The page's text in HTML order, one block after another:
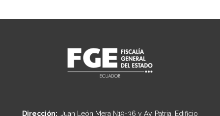
Dirección: Juan León Mera N19-36 y Av. Patria, Edificio